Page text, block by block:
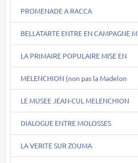
PROMENADE A RACCA
BELLATARTE ENTRE EN CAMPAGNE M
LA PRIMAIRE POPULAIRE MISE EN
MELENCHION (non pas la Madelon
LE MUSEE JEAN-CUL MELENCHION
DIALOGUE ENTRE MOLOSSES
LA VERITE SUR ZOUMA